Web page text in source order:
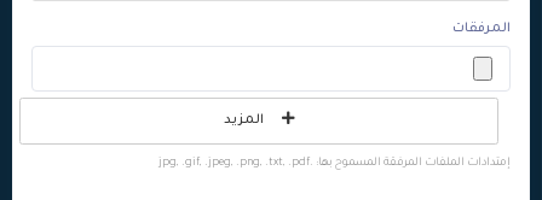
المرفقات
المزيد
إمتدادات الملفات المرفقة المسموح بها: .jpg, .gif, .jpeg, .png, .txt, .pdf